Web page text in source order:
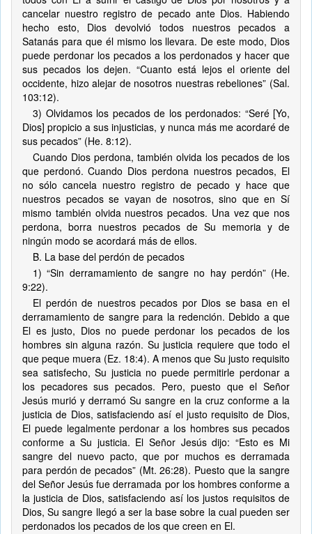
cancelar nuestro registro de pecado ante Dios. Habiendo
hecho esto, Dios devolvió todos nuestros pecados a
Satanás para que él mismo los llevara. De este modo, Dios
puede perdonar los pecados a los perdonados y hacer que
sus pecados los dejen. “Cuanto está lejos el oriente del
occidente, hizo alejar de nosotros nuestras rebeliones” (Sal.
103:12).
3) Olvidamos los pecados de los perdonados: “Seré [Yo,
Dios] propicio a sus injusticias, y nunca más me acordaré de
sus pecados” (He. 8:12).
Cuando Dios perdona, también olvida los pecados de los
que perdonó. Cuando Dios perdona nuestros pecados, El
no sólo cancela nuestro registro de pecado y hace que
nuestros pecados se vayan de nosotros, sino que en Sí
mismo también olvida nuestros pecados. Una vez que nos
perdona, borra nuestros pecados de Su memoria y de
ningún modo se acordará más de ellos.
B. La base del perdón de pecados
1) “Sin derramamiento de sangre no hay perdón” (He.
9:22).
El perdón de nuestros pecados por Dios se basa en el
derramamiento de sangre para la redención. Debido a que
El es justo, Dios no puede perdonar los pecados de los
hombres sin alguna razón. Su justicia requiere que todo el
que peque muera (Ez. 18:4). A menos que Su justo requisito
sea satisfecho, Su justicia no puede permitirle perdonar a
los pecadores sus pecados. Pero, puesto que el Señor
Jesús murió y derramó Su sangre en la cruz conforme a la
justicia de Dios, satisfaciendo así el justo requisito de Dios,
El puede legalmente perdonar a los hombres sus pecados
conforme a Su justicia. El Señor Jesús dijo: “Esto es Mi
sangre del nuevo pacto, que por muchos es derramada
para perdón de pecados” (Mt. 26:28). Puesto que la sangre
del Señor Jesús fue derramada por los hombres conforme a
la justicia de Dios, satisfaciendo así los justos requisitos de
Dios, Su sangre llegó a ser la base sobre la cual pueden ser
perdonados los pecados de los que creen en El.